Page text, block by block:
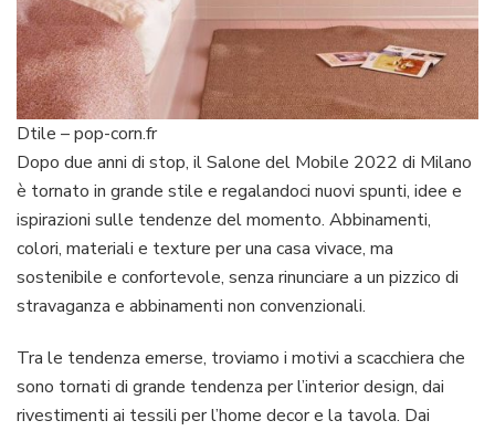
Dtile – pop-corn.fr
Dopo due anni di stop, il Salone del Mobile 2022 di Milano
è tornato in grande stile e regalandoci nuovi spunti, idee e
ispirazioni sulle tendenze del momento. Abbinamenti,
colori, materiali e texture per una casa vivace, ma
sostenibile e confortevole, senza rinunciare a un pizzico di
stravaganza e abbinamenti non convenzionali.
Tra le tendenza emerse, troviamo i motivi a scacchiera che
sono tornati di grande tendenza per l’interior design, dai
rivestimenti ai tessili per l’home decor e la tavola. Dai